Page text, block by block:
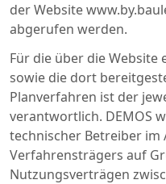
der Website
abgerufen werden.
Für die über die
sowie die dort
Planverfahren ist der
verantwortlich. DEMOS
technischer Betreiber im
Verfahrensträgers auf
Nutzungsverträgen